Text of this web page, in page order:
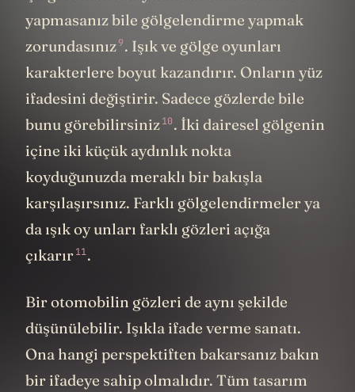
yapmasanız bile gölgelendirme yapmak
zorundasınız9. Işık ve gölge oyunları
karakterlere boyut kazandırır. Onların yüz
ifadesini değiştirir. Sadece gözlerde bile
bunu görebilirsiniz10. İki dairesel gölgenin
içine iki küçük aydınlık nokta
koyduğunuzda meraklı bir bakışla
karşılaşırsınız. Farklı gölgelendirmeler ya
da ışık oyunları farklı gözleri açığa
çıkarır11.
Bir otomobilin gözleri de aynı şekilde
düşünülebilir. Işıkla ifade verme sanatı.
Ona hangi perspektiften bakarsanız bakın
bir ifadeye sahip olmalıdır. Tüm tasarım